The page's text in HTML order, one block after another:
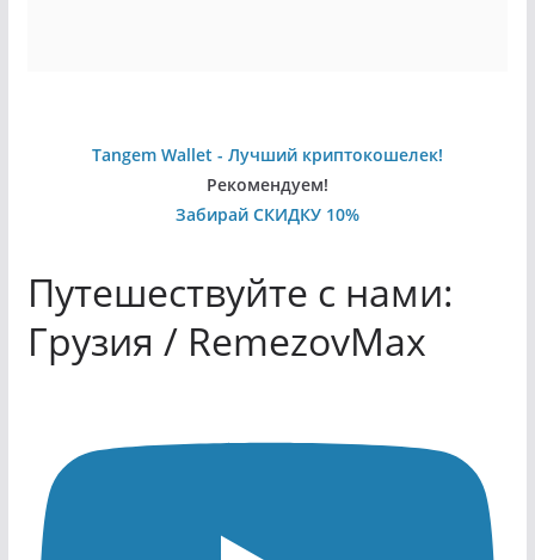
Tangem Wallet - Лучший криптокошелек!
Рекомендуем!
Забирай СКИДКУ 10%
Путешествуйте с нами:
Грузия / RemezovMax